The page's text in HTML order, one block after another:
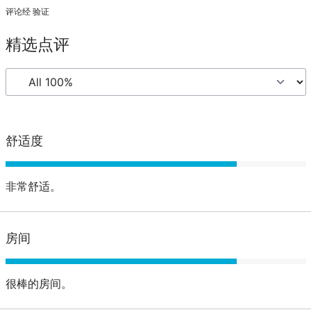
评论经 验证
精选点评
舒适度
非常舒适。
房间
很棒的房间。